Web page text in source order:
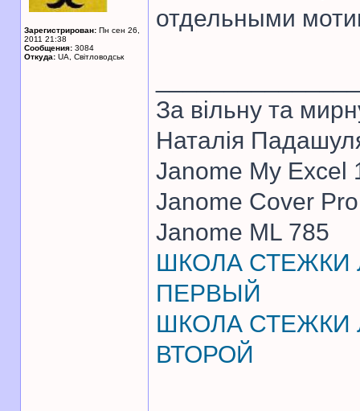
Зарегистрирован: Пн сен 26,
2011 21:38
Сообщения: 3084
Откуда: UA, Свiтловодськ
отдельными
За вiльну та
Наталiя
Janome My Excel
Janome Cover
Janome ML 785
ШКОЛА СТЕЖКИ
ПЕРВЫЙ
ШКОЛА СТЕЖКИ
ВТОРОЙ